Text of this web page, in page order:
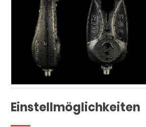
Einstellmöglichkeiten